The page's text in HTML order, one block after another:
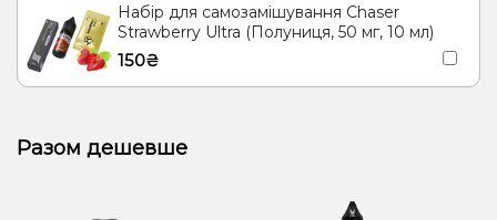
Набір для самозамішування Chaser
Strawberry Ultra (Полуниця, 50 мг, 10 мл)
150₴
Разом дешевше